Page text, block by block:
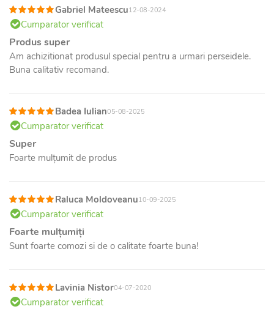
Gabriel Mateescu12-08-2024
Cumparator verificat
Produs super
Am achizitionat produsul special pentru a urmari perseidele.
Buna calitativ recomand.
Badea Iulian05-08-2025
Cumparator verificat
Super
Foarte mulțumit de produs
Raluca Moldoveanu10-09-2025
Cumparator verificat
Foarte mulțumiți
Sunt foarte comozi si de o calitate foarte buna!
Lavinia Nistor04-07-2020
Cumparator verificat